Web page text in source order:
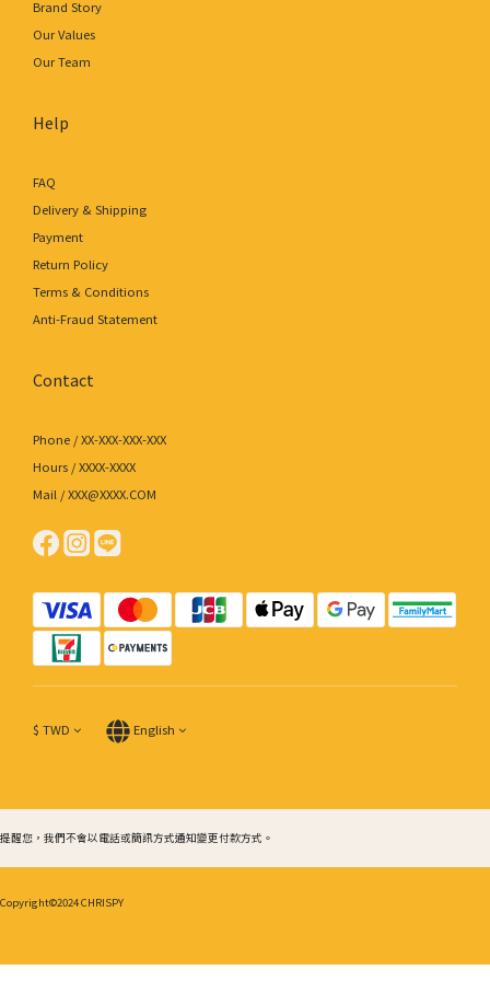
Brand Story
Our Values
Our Team
Help
FAQ
Delivery & Shipping
Payment
Return Policy
Terms & Conditions
Anti-Fraud Statement
Contact
Phone / XX-XXX-XXX-XXX
Hours / XXXX-XXXX
Mail / XXX@XXXX.COM
$ TWD English
提醒您，我們不會以電話或簡訊方式通知變更付款方式。
Copyright©2024 CHRISPY